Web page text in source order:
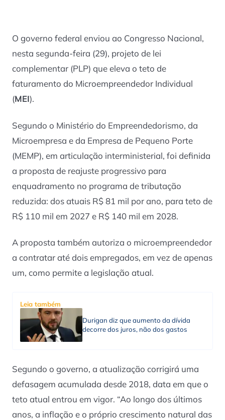
O governo federal enviou ao Congresso Nacional,
nesta segunda-feira (29), projeto de lei
complementar (PLP) que eleva o teto de
faturamento do Microempreendedor Individual
(MEI).
Segundo o Ministério do Empreendedorismo, da
Microempresa e da Empresa de Pequeno Porte
(MEMP), em articulação interministerial, foi definida
a proposta de reajuste progressivo para
enquadramento no programa de tributação
reduzida: dos atuais R$ 81 mil por ano, para teto de
R$ 110 mil em 2027 e R$ 140 mil em 2028.
A proposta também autoriza o microempreendedor
a contratar até dois empregados, em vez de apenas
um, como permite a legislação atual.
Leia também
Durigan diz que aumento da dívida
decorre dos juros, não dos gastos
Segundo o governo, a atualização corrigirá uma
defasagem acumulada desde 2018, data em que o
teto atual entrou em vigor. “Ao longo dos últimos
anos, a inflação e o próprio crescimento natural das